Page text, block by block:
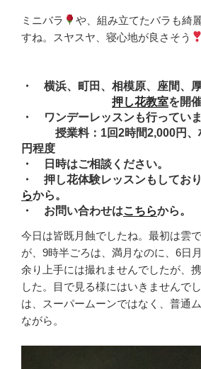
ミニバラ
や、組み立てたバラも綺
すね。スヤスヤ、寝心地が良さそう
・ 横浜、町田、相模原、座間、
押し花教室を開
・ ワンデーレッスンも行っていま
授業料：1回2時間2,000円、
円程度
・ 日時はご相談ください。
・ 押し花体験レッスンもしてお
らから。
・ お問い合わせはこちらから。
今日は皆既月蝕でしたね。最初は雲
が、9時半ごろは、満月なのに、6日
余り上手には撮れませんでしたが、
した。目で見る様にはいきませんで
は、スーパームーンではなく、普通
ながら。